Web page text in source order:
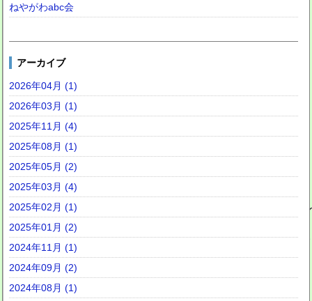
ねやがわabc会
アーカイブ
2026年04月 (1)
2026年03月 (1)
2025年11月 (4)
2025年08月 (1)
2025年05月 (2)
2025年03月 (4)
2025年02月 (1)
2025年01月 (2)
2024年11月 (1)
2024年09月 (2)
2024年08月 (1)